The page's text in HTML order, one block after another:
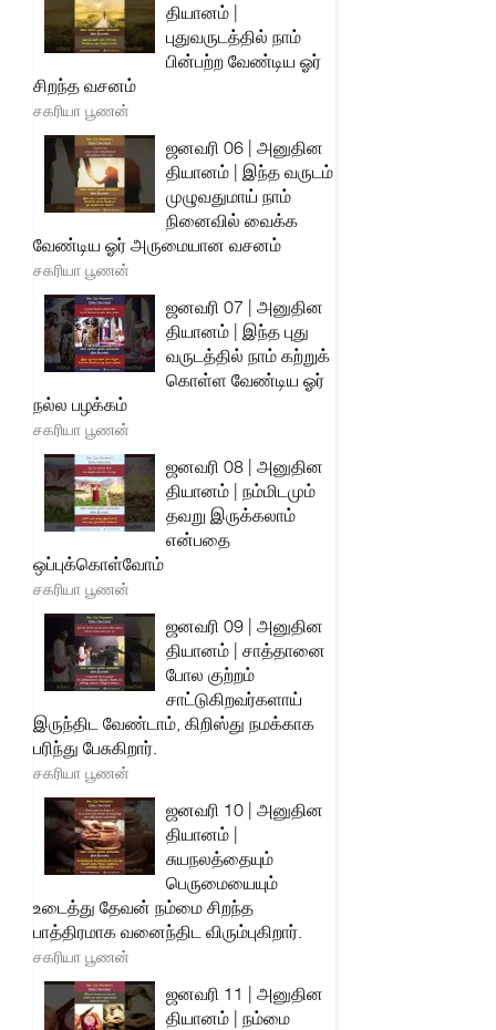
தியானம் |
புதுவருடத்தில் நாம்
பின்பற்ற வேண்டிய ஓர்
சிறந்த வசனம்
சகரியா பூணன்
ஜனவரி 06 | அனுதின
தியானம் | இந்த வருடம்
முழுவதுமாய் நாம்
நினைவில் வைக்க
வேண்டிய ஓர் அருமையான வசனம்
சகரியா பூணன்
ஜனவரி 07 | அனுதின
தியானம் | இந்த புது
வருடத்தில் நாம் கற்றுக்
கொள்ள வேண்டிய ஓர்
நல்ல பழக்கம்
சகரியா பூணன்
ஜனவரி 08 | அனுதின
தியானம் | நம்மிடமும்
தவறு இருக்கலாம்
என்பதை
ஒப்புக்கொள்வோம்
சகரியா பூணன்
ஜனவரி 09 | அனுதின
தியானம் | சாத்தானை
போல குற்றம்
சாட்டுகிறவர்களாய்
இருந்திட வேண்டாம், கிறிஸ்து நமக்காக
பரிந்து பேசுகிறார்.
சகரியா பூணன்
ஜனவரி 10 | அனுதின
தியானம் |
சுயநலத்தையும்
பெருமையையும்
உடைத்து தேவன் நம்மை சிறந்த
பாத்திரமாக வனைந்திட விரும்புகிறார்.
சகரியா பூணன்
ஜனவரி 11 | அனுதின
தியானம் | நம்மை